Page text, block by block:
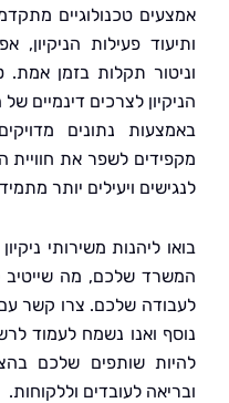
טכנולוגיים מתקדמים
פעילות הניקיון,
תקלות בזמן אמת.
לצרכים דינמיים של
נתונים מדויקים
לשפר את חוויית השירות
ויעילים יותר מתמיד.
ליהנות משירותי ניקיון
שלכם, מה שייטיב לא רק
שלכם. צרו קשר עם צוות
ואנו נשמח לעמוד לרשותכם
שותפים שלכם בהצלחתכם
לעובדים וללקוחות.